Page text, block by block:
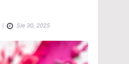
| Sie 30, 2025